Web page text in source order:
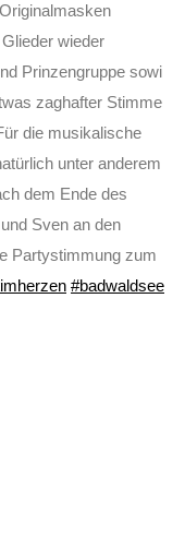
wieder
Prinzengruppe sowi
zaghafter Stimme
die musikalische
unter anderem
dem Ende des
Sven an den
Partystimmung zum
#badwaldsee